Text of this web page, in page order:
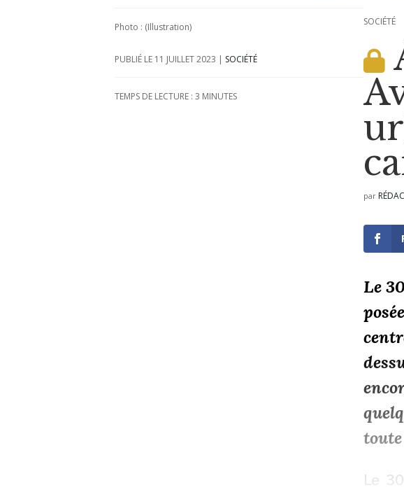
Photo : (Illustration)
11 JUILLET 2023 | SOCIÉTÉ
TEMPS DE LECTURE : 3 MINUTES
SOCIÉTÉ
par
Le
Le